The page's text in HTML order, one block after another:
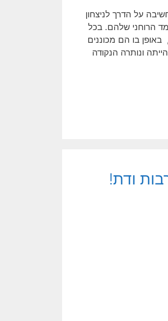
על הדרך לניצחון
הרוחני שלהם. בכל
בו הם מכוננים
ונותרה הנקודה
ודת!